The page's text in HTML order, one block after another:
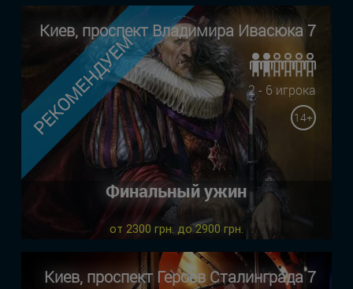
РЕКОМЕНДУЕМ
Киев, проспект Владимира Ивасюка 7
2 - 6 игрока
14+
Финальный ужин
от 2300 грн. до 2900 грн.
Киев, проспект Героев Сталинграда 7